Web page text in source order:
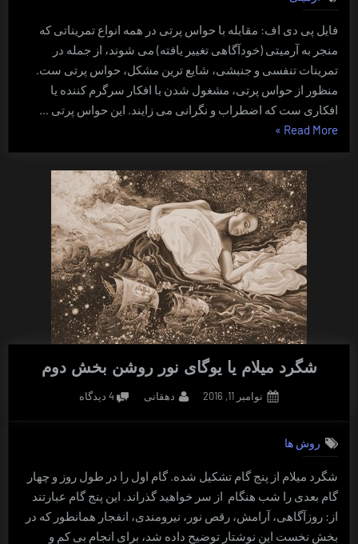
فایل پی دی اف: مقابله با حواس پرتی در همه انواع تمریناتی که
منجر به آرمیتی (خودآگاهی تغییر یافته) می شوند، از جمله در
تمرینات تنفسی و جنبشی، شایع ترین مشکل، حواس پرتی ست.
منظور از حواس پرتی، مشغول شدن با افکار سرگرم کننده یا
افکاری ست که اضطراب و نگرانی می زایند. این حواس پرتی …
Read More “مقابله
حواس
پرتی”
»
شگرد میلام یا یوگای نور روشن بخش دوم
Posted
نوامبر 11, 2016 By
دهقانی 4 دیدگاه
نور
روشن
بخش
دوم
روش ها
شگرد میلام از پنج گام تشکیل شده. گام اول را در طول روز و چهار
گام بعدی را شب هنگام از سر خواهید گذراند. این پنج گام عبارتند
از: روزآگاهی، آرامش، رقص نور، نیرومندی، انفجار همانطور که در
بخش نخست این نوشتار توضیح داده شد، برای انجام بی کم و